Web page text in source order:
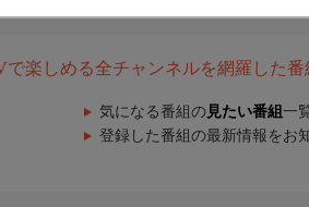
楽しめる全チャンネルを網羅した番
気になる番組の 見たい番組 一
登録した番組の最新情報をお